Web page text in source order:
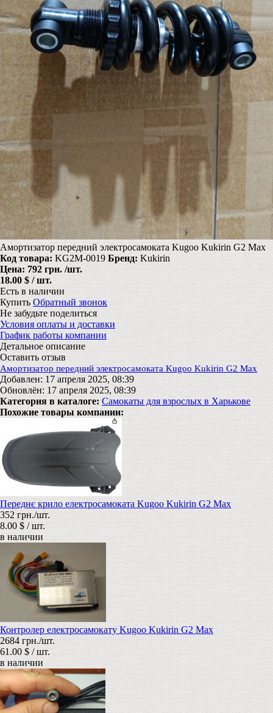
Амортизатор передний электросамоката Kugoo Kukirin G2 Max
Код товара: KG2M-0019 Бренд: Kukirin
Цена: 792 грн. /шт.
18.00 $ / шт.
Есть в наличии
Купить Обратный звонок
Не забудьте поделиться
Условия оплаты и доставки
График работы компании
Детальное описание
Оставить отзыв
Амортизатор передний электросамоката Kugoo Kukirin G2 Max
Добавлен: 17 апреля 2025, 08:39
Обновлён: 17 апреля 2025, 08:39
Категория в каталоге: Самокаты для взрослых в Харькове
Похожие товары компании:
Переднє крило електросамоката Kugoo Kukirin G2 Max
352 грн./шт.
8.00 $ / шт.
в наличии
Контролер електросамокату Kugoo Kukirin G2 Max
2684 грн./шт.
61.00 $ / шт.
в наличии